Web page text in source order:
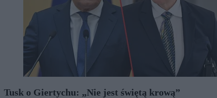
Tusk o Giertychu: „Nie jest świętą krową”